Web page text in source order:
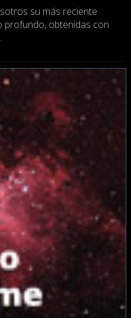
su más reciente
profundo, obtenidas con